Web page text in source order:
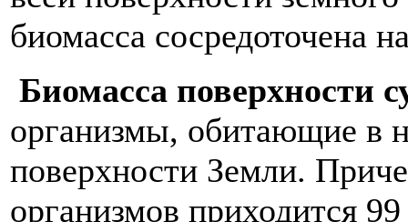
биомасса сосредоточена
Биомасса поверхности
организмы, обитающие в
поверхности Земли.
организмов приходится